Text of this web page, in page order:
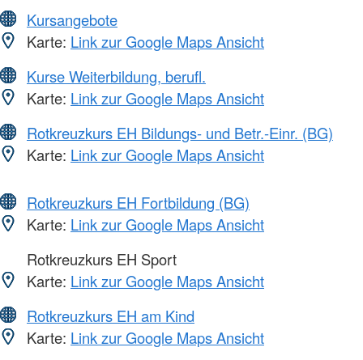
Kursangebote
Karte: Link zur Google Maps Ansicht
Kurse Weiterbildung, berufl.
Karte: Link zur Google Maps Ansicht
Rotkreuzkurs EH Bildungs- und Betr.-Einr. (BG)
Karte: Link zur Google Maps Ansicht
Rotkreuzkurs EH Fortbildung (BG)
Karte: Link zur Google Maps Ansicht
Rotkreuzkurs EH Sport
Karte: Link zur Google Maps Ansicht
Rotkreuzkurs EH am Kind
Karte: Link zur Google Maps Ansicht